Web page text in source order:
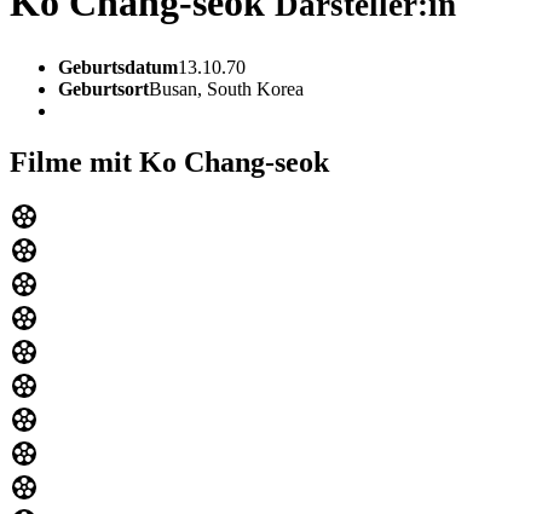
Geburtsdatum13.10.70
GeburtsortBusan, South Korea
Filme mit Ko Chang-seok